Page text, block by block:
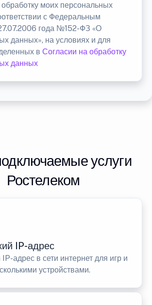
обработку моих персональных
с Федеральным
года №152-ФЗ «О
данных», на условиях и для
в Согласии на обработку
данных
услуги
Ростелеком
IP-адрес
адрес в сети интернет для игр и
устройствами.